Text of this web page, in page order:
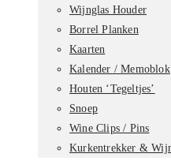
Wijnglas Houder
Borrel Planken
Kaarten
Kalender / Memoblok
Houten ‘Tegeltjes’
Snoep
Wine Clips / Pins
Kurkentrekker &